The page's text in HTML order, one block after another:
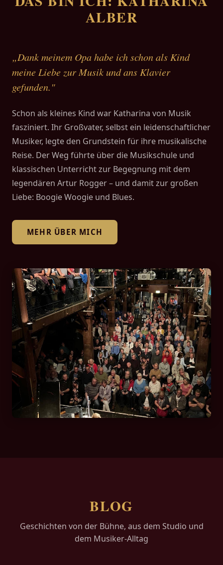
ALBER
„Dank meinem Opa habe ich schon als Kind
meine Liebe zur Musik und ans Klavier
gefunden."
Schon als kleines Kind war Katharina von Musik
fasziniert. Ihr Großvater, selbst ein leidenschaftlicher
Musiker, legte den Grundstein für ihre musikalische
Reise. Der Weg führte über die Musikschule und
klassischen Unterricht zur Begegnung mit dem
legendären Artur Rogger – und damit zur großen
Liebe: Boogie Woogie und Blues.
MEHR ÜBER MICH
BLOG
Geschichten von der Bühne, aus dem Studio und
dem Musiker-Alltag